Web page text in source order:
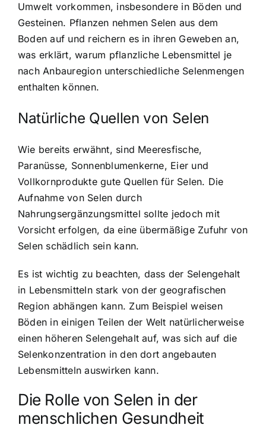
Umwelt vorkommen, insbesondere in Böden und
Gesteinen. Pflanzen nehmen Selen aus dem
Boden auf und reichern es in ihren Geweben an,
was erklärt, warum pflanzliche Lebensmittel je
nach Anbauregion unterschiedliche Selenmengen
enthalten können.
Natürliche Quellen von Selen
Wie bereits erwähnt, sind Meeresfische,
Paranüsse, Sonnenblumenkerne, Eier und
Vollkornprodukte gute Quellen für Selen. Die
Aufnahme von Selen durch
Nahrungsergänzungsmittel sollte jedoch mit
Vorsicht erfolgen, da eine übermäßige Zufuhr von
Selen schädlich sein kann.
Es ist wichtig zu beachten, dass der Selengehalt
in Lebensmitteln stark von der geografischen
Region abhängen kann. Zum Beispiel weisen
Böden in einigen Teilen der Welt natürlicherweise
einen höheren Selengehalt auf, was sich auf die
Selenkonzentration in den dort angebauten
Lebensmitteln auswirken kann.
Die Rolle von Selen in der
menschlichen Gesundheit